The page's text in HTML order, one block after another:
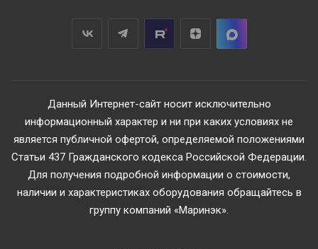
Данный Интернет-сайт носит исключительно
информационный характер и ни при каких условиях не
является публичной офертой, определяемой положениями
Статьи 437 Гражданского кодекса Российской Федерации.
Для получения подробной информации о стоимости,
наличии и характеристиках оборудования обращайтесь в
группу компаний «Маринэк».